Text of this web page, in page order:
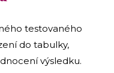
testovaného
do tabulky,
výsledku.